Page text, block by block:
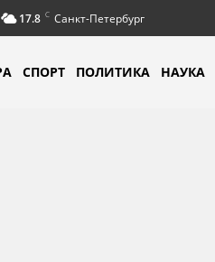
17.8 C Санкт-Петербург
СПОРТ ПОЛИТИКА НАУКА